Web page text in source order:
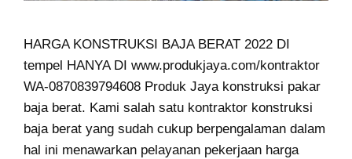
HARGA KONSTRUKSI BAJA BERAT 2022 DI
tempel HANYA DI www.produkjaya.com/kontraktor
WA-0870839794608 Produk Jaya konstruksi pakar
baja berat. Kami salah satu kontraktor konstruksi
baja berat yang sudah cukup berpengalaman dalam
hal ini menawarkan pelayanan pekerjaan harga